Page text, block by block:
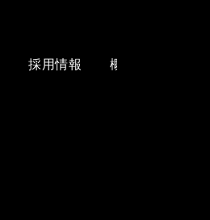
採用情報 概要